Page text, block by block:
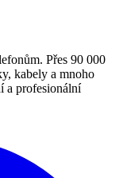
Přes 90 000
kabely a mnoho
a profesionální